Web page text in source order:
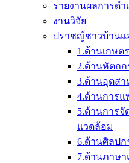
รายงานผลการดำ
งานวิจัย
ปราชญ์ชาวบ้าน
1.ด้านเกษต
2.ด้านหัตถก
3.ด้านอุตสา
4.ด้านการ
5.ด้านการ
แวดล้อม
6.ด้านศิลปก
7.ด้านภาษ